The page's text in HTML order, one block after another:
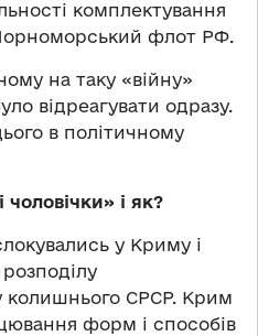
комплектування
флот РФ.
на таку «війну»
відреагувати одразу.
в політичному
і як?
у Криму і
колишнього СРСР. Крим
форм і способів